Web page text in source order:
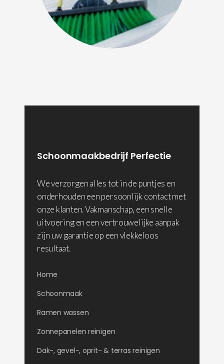
Schoonmaakbedrijf Perfectie
We verzorgen alles tot in de puntjes en
onderhouden een persoonlijk contact met
onze klanten. Vakmanschap, een snelle
uitvoering en een vertrouwelijke aanpak
zijn uw garantie op een vlekkeloos
resultaat.
Home
Schoonmaak
Ramen wassen
Zonnepanelen reinigen
Dak-, gevel-, oprit- & terras reinigen